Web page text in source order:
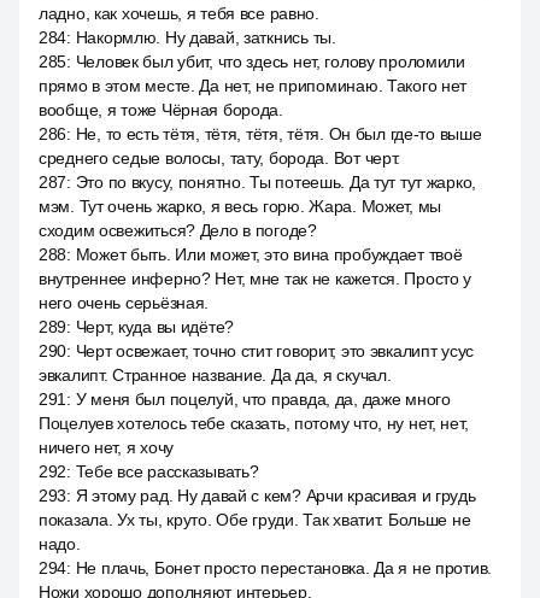
ладно, как хочешь, я тебя все равно.
284: Накормлю. Ну давай, заткнись ты.
285: Человек был убит, что здесь нет, голову проломили
прямо в этом месте. Да нет, не припоминаю. Такого нет
вообще, я тоже Чёрная борода.
286: Не, то есть тётя, тётя, тётя, тётя. Он был где-то выше
среднего седые волосы, тату, борода. Вот черт.
287: Это по вкусу, понятно. Ты потеешь. Да тут тут жарко,
мэм. Тут очень жарко, я весь горю. Жара. Может, мы
сходим освежиться? Дело в погоде?
288: Может быть. Или может, это вина пробуждает твоё
внутреннее инферно? Нет, мне так не кажется. Просто у
него очень серьёзная.
289: Черт, куда вы идёте?
290: Черт освежает, точно стит говорит, это эвкалипт усус
эвкалипт. Странное название. Да да, я скучал.
291 : У меня был поцелуй, что правда, да, даже много
Поцелуев хотелось тебе сказать, потому что, ну нет, нет,
ничего нет, я хочу
292: Тебе все рассказывать?
293: Я этому рад. Ну давай с кем? Арчи красивая и грудь
показала. Ух ты, круто. Обе груди. Так хватит. Больше не
надо.
294: Не плачь, Бонет просто перестановка. Да я не против.
Ножи хорошо дополняют интерьер.